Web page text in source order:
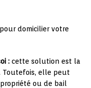
domicilier votre
: cette solution est la
Toutefois, elle peut
ou de bail